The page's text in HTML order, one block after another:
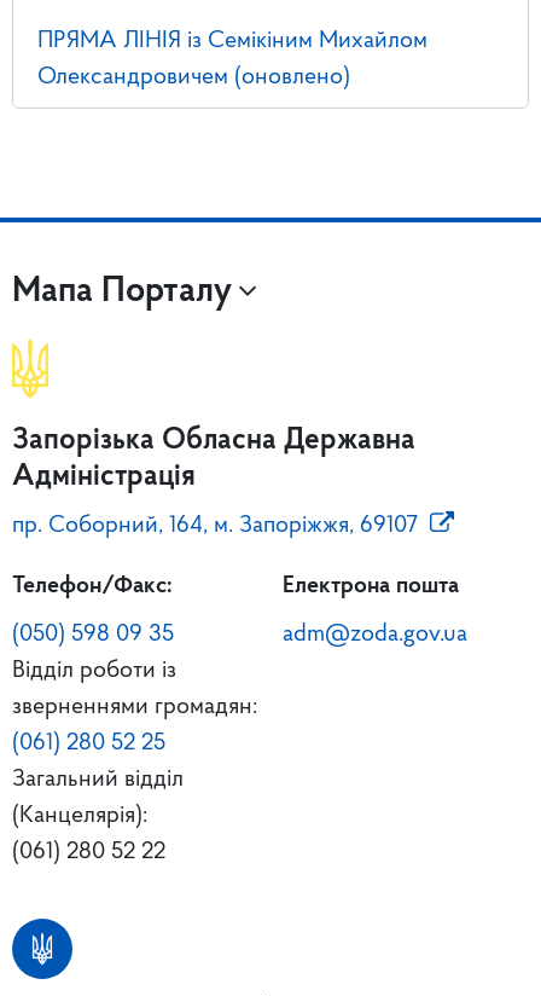
ПРЯМА ЛІНІЯ із Семікіним Михайлом
Олександровичем (оновлено)
Мапа Порталу
Запорізька Обласна Державна
Адміністрація
пр. Соборний, 164, м. Запоріжжя, 69107
Телефон/Факс:
(050) 598 09 35
Відділ роботи із
зверненнями громадян:
(061) 280 52 25
Загальний відділ
(Канцелярія):
(061) 280 52 22
Електрона пошта
adm@zoda.gov.ua